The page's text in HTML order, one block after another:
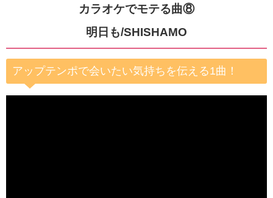
カラオケでモテる曲⑧
明日も/SHISHAMO
アップテンポで会いたい気持ちを伝える1曲！